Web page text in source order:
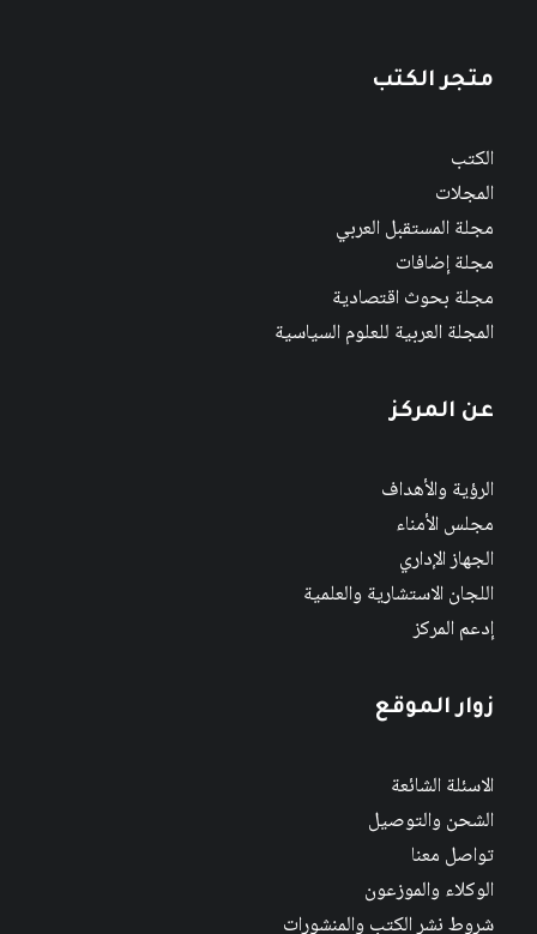
متجر الكتب
الكتب
المجلات
مجلة المستقبل العربي
مجلة إضافات
مجلة بحوث اقتصادية
المجلة العربية للعلوم السياسية
عن المركز
الرؤية والأهداف
مجلس الأمناء
الجهاز الإداري
اللجان الاستشارية والعلمية
إدعم المركز
زوار الموقع
الاسئلة الشائعة
الشحن والتوصيل
تواصل معنا
الوكلاء والموزعون
شروط نشر الكتب والمنشورات